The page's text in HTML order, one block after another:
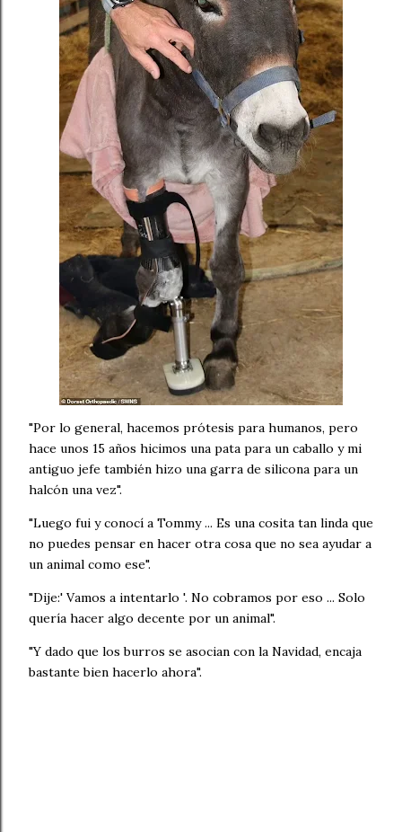
"Por lo general, hacemos prótesis para humanos, pero
hace unos 15 años hicimos una pata para un caballo y mi
antiguo jefe también hizo una garra de silicona para un
halcón una vez".
"Luego fui y conocí a Tommy ... Es una cosita tan linda que
no puedes pensar en hacer otra cosa que no sea ayudar a
un animal como ese".
"Dije:' Vamos a intentarlo '. No cobramos por eso ... Solo
quería hacer algo decente por un animal".
"Y dado que los burros se asocian con la Navidad, encaja
bastante bien hacerlo ahora".